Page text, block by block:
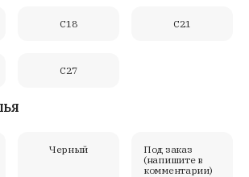
C18 C21
C27
Черный
Под заказ
(напишите в
комментарии)